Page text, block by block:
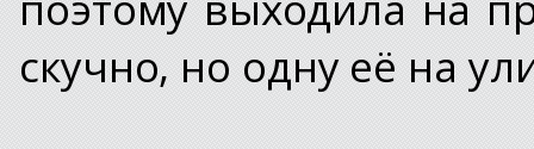
скучно, но одну её на